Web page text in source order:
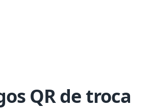
QR de troca